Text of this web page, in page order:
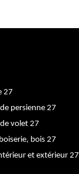
27
persienne 27
volet 27
bois 27
et extérieur 27